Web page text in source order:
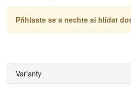
Přihlaste se a nechte si hlídat
Varianty